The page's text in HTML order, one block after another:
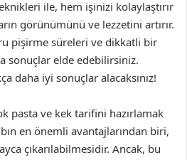
ile, hem işinizi kolaylaştırır
görünümünü ve lezzetini artırır.
pişirme süreleri ve dikkatli bir
sonuçlar elde edebilirsiniz.
daha iyi sonuçlar alacaksınız!
pasta ve kek tarifini hazırlamak
en önemli avantajlarından biri,
çıkarılabilmesidir. Ancak, bu